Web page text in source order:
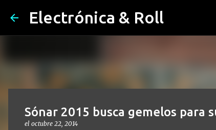
Electrónica & Roll
Sónar 2015 busca gemelos para
el octubre 22, 2014